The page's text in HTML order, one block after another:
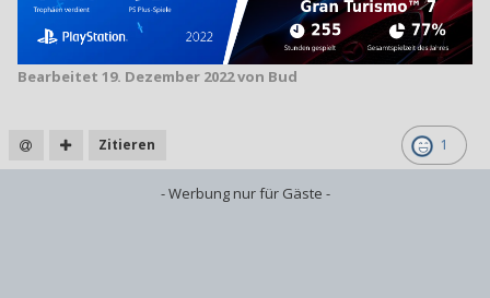
Bearbeitet 19. Dezember 2022von Bud
1
Zitieren
- Werbung nur für Gäste -